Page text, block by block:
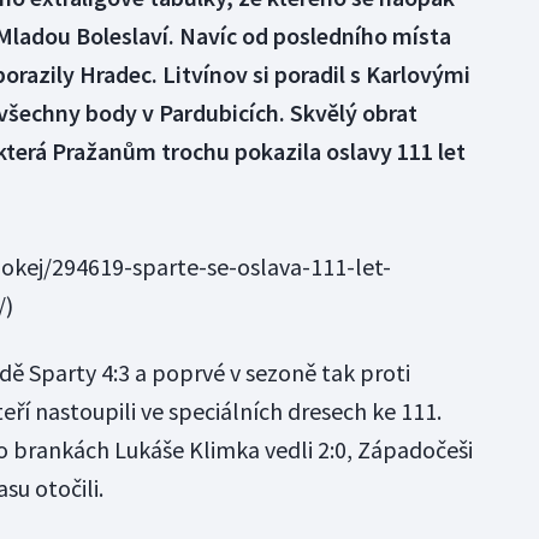
Boleslaví. Navíc od posledního místa
Hradec. Litvínov si poradil s Karlovými
body v Pardubicích. Skvělý obrat
Pražanům trochu pokazila oslavy 111 let
294619-sparte-se-oslava-111-let-
Sparty 4:3 a poprvé v sezoně tak proti
nastoupili ve speciálních dresech ke 111.
Lukáše Klimka vedli 2:0, Západočeši
otočili.